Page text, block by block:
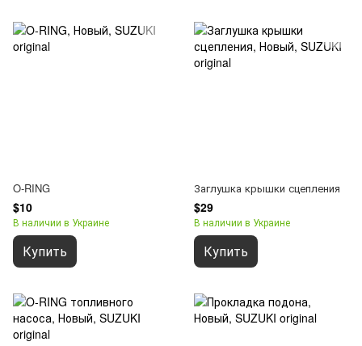
O-RING
$10
В наличии в Украине
Купить
Заглушка крышки сцепления
$29
В наличии в Украине
Купить